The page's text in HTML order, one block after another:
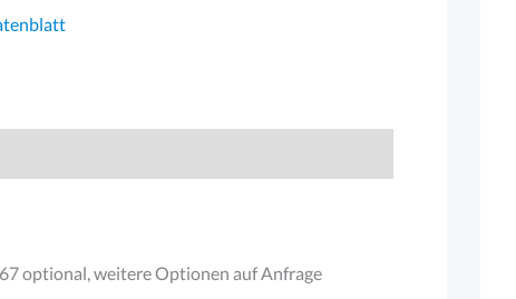
optional, weitere Optionen auf Anfrage